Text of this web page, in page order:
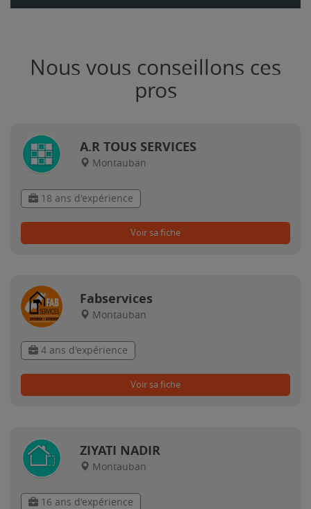
Nous vous conseillons ces
pros
A.R TOUS SERVICES
Montauban
18 ans d'expérience
Voir sa fiche
Fabservices
Montauban
4 ans d'expérience
Voir sa fiche
ZIYATI NADIR
Montauban
16 ans d'expérience